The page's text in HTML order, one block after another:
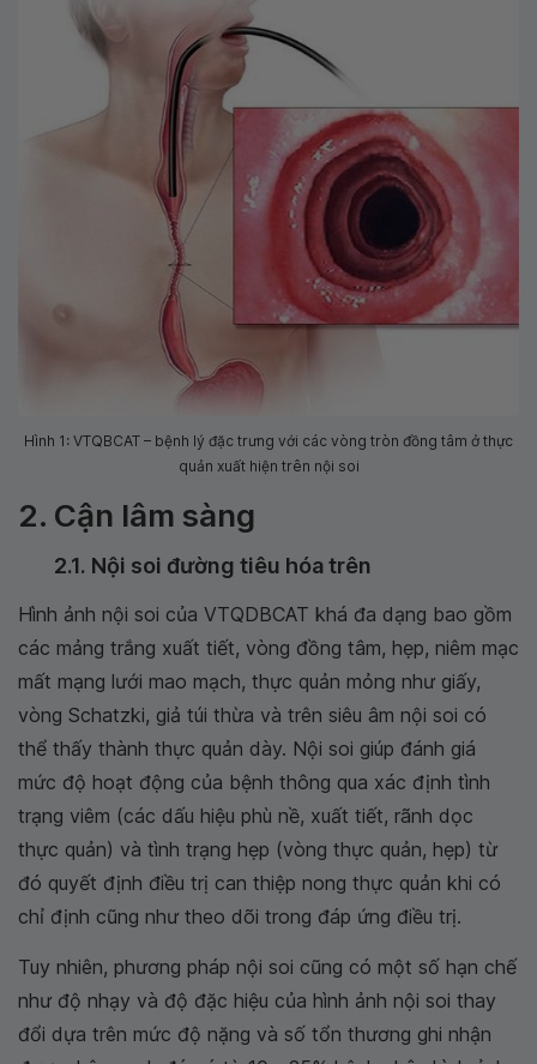
Hình 1: VTQBCAT – bệnh lý đặc trưng với các vòng tròn đồng tâm ở thực
quản xuất hiện trên nội soi
2. Cận lâm sàng
2.1. Nội soi đường tiêu hóa trên
Hình ảnh nội soi của VTQDBCAT khá đa dạng bao gồm
các mảng trắng xuất tiết, vòng đồng tâm, hẹp, niêm mạc
mất mạng lưới mao mạch, thực quản mỏng như giấy,
vòng Schatzki, giả túi thừa và trên siêu âm nội soi có
thể thấy thành thực quản dày. Nội soi giúp đánh giá
mức độ hoạt động của bệnh thông qua xác định tình
trạng viêm (các dấu hiệu phù nề, xuất tiết, rãnh dọc
thực quản) và tình trạng hẹp (vòng thực quản, hẹp) từ
đó quyết định điều trị can thiệp nong thực quản khi có
chỉ định cũng như theo dõi trong đáp ứng điều trị.
Tuy nhiên, phương pháp nội soi cũng có một số hạn chế
như độ nhạy và độ đặc hiệu của hình ảnh nội soi thay
đổi dựa trên mức độ nặng và số tổn thương ghi nhận